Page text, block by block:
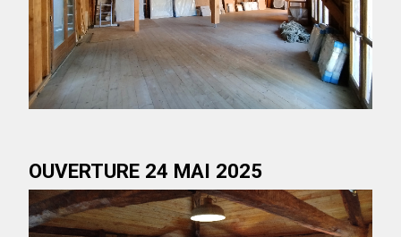
OUVERTURE 24 MAI 2025